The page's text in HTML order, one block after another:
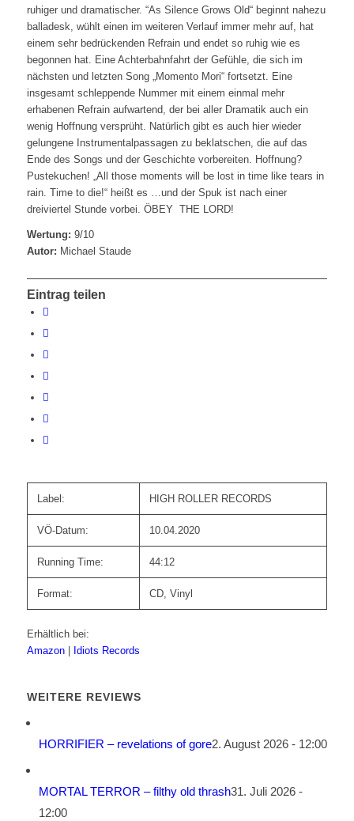
ruhiger und dramatischer. “As Silence Grows Old“ beginnt nahezu
balladesk, wühlt einen im weiteren Verlauf immer mehr auf, hat
einem sehr bedrückenden Refrain und endet so ruhig wie es
begonnen hat. Eine Achterbahnfahrt der Gefühle, die sich im
nächsten und letzten Song „Momento Mori“ fortsetzt. Eine
insgesamt schleppende Nummer mit einem einmal mehr
erhabenen Refrain aufwartend, der bei aller Dramatik auch ein
wenig Hoffnung versprüht. Natürlich gibt es auch hier wieder
gelungene Instrumentalpassagen zu beklatschen, die auf das
Ende des Songs und der Geschichte vorbereiten. Hoffnung?
Pustekuchen! „All those moments will be lost in time like tears in
rain. Time to die!“ heißt es …und der Spuk ist nach einer
dreiviertel Stunde vorbei. ÖBEY THE LORD!
Wertung: 9/10
Autor: Michael Staude
Eintrag teilen
Label: HIGH ROLLER RECORDS
VÖ-Datum: 10.04.2020
Running Time: 44:12
Format: CD, Vinyl
Erhältlich bei:
Amazon
Idiots Records
WEITERE REVIEWS
HORRIFIER – revelations of gore2. August 2026 - 12:00
MORTAL TERROR – filthy old thrash31. Juli 2026 -
12:00